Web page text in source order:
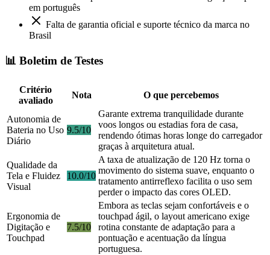
em português
Falta de garantia oficial e suporte técnico da marca no
Brasil
📊 Boletim de Testes
Critério
avaliado
Nota O que percebemos
Autonomia de
Bateria no Uso
Diário
9.5/10
Garante extrema tranquilidade durante
voos longos ou estadias fora de casa,
rendendo ótimas horas longe do carregador
graças à arquitetura atual.
Qualidade da
Tela e Fluidez
Visual
10.0/10
A taxa de atualização de 120 Hz torna o
movimento do sistema suave, enquanto o
tratamento antirreflexo facilita o uso sem
perder o impacto das cores OLED.
Ergonomia de
Digitação e
Touchpad
7.5/10
Embora as teclas sejam confortáveis e o
touchpad ágil, o layout americano exige
rotina constante de adaptação para a
pontuação e acentuação da língua
portuguesa.